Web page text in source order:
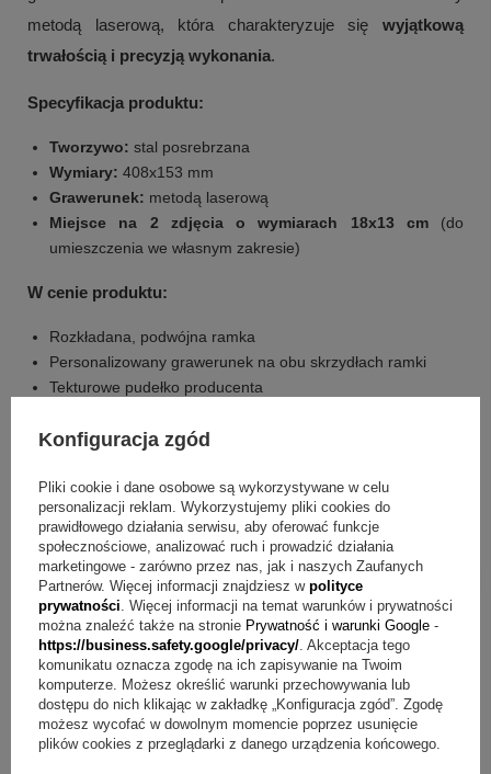
metodą laserową, która charakteryzuje się wyjątkową
trwałością i precyzją wykonania.
Specyfikacja produktu:
Tworzywo: stal posrebrzana
Wymiary: 408x153 mm
Grawerunek: metodą laserową
Miejsce na 2 zdjęcia o wymiarach 18x13 cm(do
umieszczenia we własnym zakresie)
W cenie produktu:
Rozkładana, podwójna ramka
Personalizowany grawerunek na obu skrzydłach ramki
Tekturowe pudełko producenta
Konfiguracja zgód
Pliki cookie i dane osobowe są wykorzystywane w celu
personalizacji reklam. Wykorzystujemy pliki cookies do
prawidłowego działania serwisu, aby oferować funkcje
społecznościowe, analizować ruch i prowadzić działania
marketingowe - zarówno przez nas, jak i naszych Zaufanych
Partnerów. Więcej informacji znajdziesz w polityce
prywatności . Więcej informacji na temat warunków i prywatności
można znaleźć także na stronie Prywatność i warunki Google -
https://business.safety.google/privacy/ . Akceptacja tego
komunikatu oznacza zgodę na ich zapisywanie na Twoim
komputerze. Możesz określić warunki przechowywania lub
dostępu do nich klikając w zakładkę „Konfiguracja zgód”. Zgodę
możesz wycofać w dowolnym momencie poprzez usunięcie
plików cookies z przeglądarki z danego urządzenia końcowego.